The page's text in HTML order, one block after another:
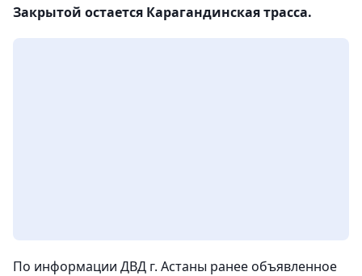
Закрытой остается Карагандинская трасса.
По информации ДВД г. Астаны ранее объявленное